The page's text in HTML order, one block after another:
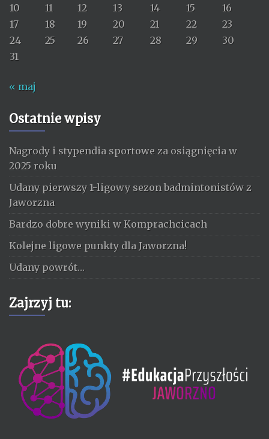
10
11 12 13 14 15
16
17
18 19 20 21 22
23
24
25 26 27 28 29
30
31
« maj
Ostatnie wpisy
Nagrody i stypendia sportowe za osiągnięcia w
2025 roku
Udany pierwszy 1-ligowy sezon badmintonistów z
Jaworzna
Bardzo dobre wyniki w Komprachcicach
Kolejne ligowe punkty dla Jaworzna!
Udany powrót…
Zajrzyj tu: